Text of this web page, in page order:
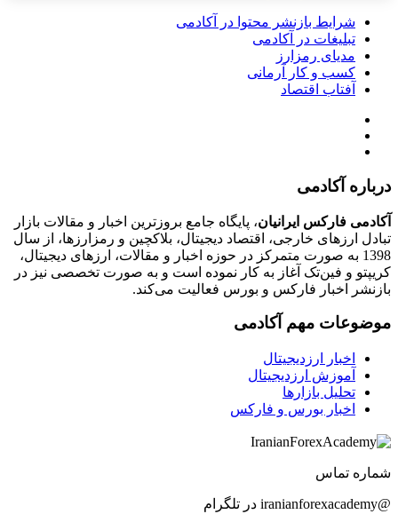
شرایط بازنشر محتوا در آکادمی
تبلیغات در آکادمی
مدیای رمزارز
کسب و کار آرمانی
آفتاب اقتصاد
درباره آکادمی
آکادمی فارکس ایرانیان، پایگاه جامع بروزترین اخبار و مقالات بازار
تبادل ارزهای خارجی، اقتصاد دیجیتال، بلاکچین و رمزارزها، از سال
1398 به صورت متمرکز در حوزه اخبار و مقالات، ارزهای‌ دیجیتال،
کریپتو و فین‌تک آغاز به کار نموده است و به صورت تخصصی نیز در
بازنشر اخبار فارکس و بورس فعالیت می‌کند.
موضوعات مهم آکادمی
اخبار ارزدیجیتال
آموزش ارزدیجیتال
تحلیل بازارها
اخبار بورس و فارکس
شماره تماس
@iranianforexacademy در تلگرام